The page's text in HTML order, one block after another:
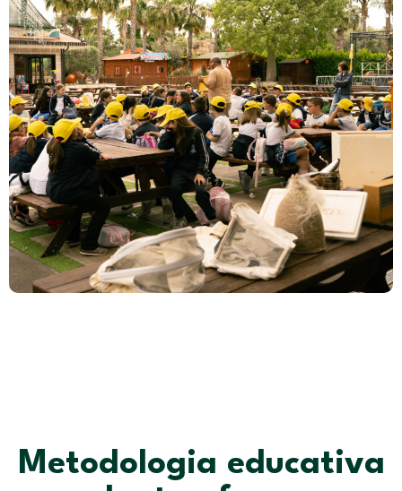
Metodologia educativa